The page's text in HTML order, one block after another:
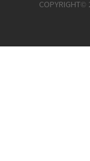
COPYRIGHT©